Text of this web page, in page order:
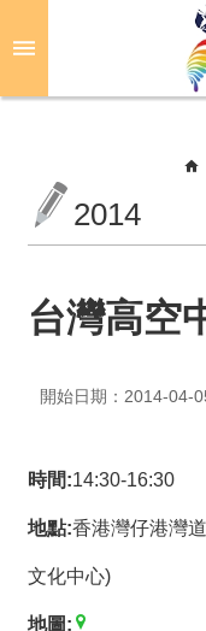
關
華
光
推
新
2014
台灣高空
開始日期：2014-04-
時間:14:30-16:30
地點:香港灣仔港灣
文化中心)
地圖: